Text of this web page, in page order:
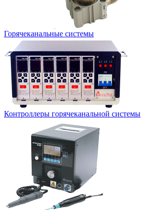
Горячеканальные системы
Контроллеры горячеканальной системы